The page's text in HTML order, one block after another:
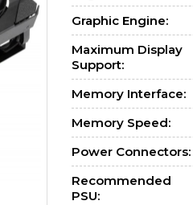
Graphic Engine:
Maximum Display
Support:
Memory Interface:
Memory Speed:
Power Connectors:
Recommended
PSU: